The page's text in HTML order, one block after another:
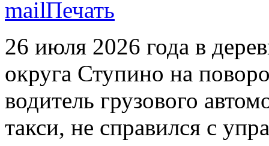
26 июля 2026 года в
округа Ступино на
водитель грузового
такси, не справился с